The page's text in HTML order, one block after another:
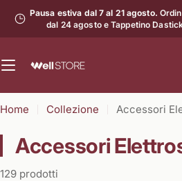
contenuto
Pausa estiva dal 7 al 21 agosto.
dal 24 agosto e Tappetino
Home Collezione Accessori
Accessori
129 prodotti